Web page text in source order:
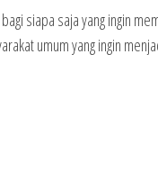
siapa saja yang ingin
umum yang ingin